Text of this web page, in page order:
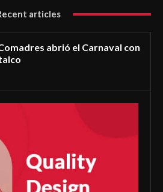
articles
abrió el Carnaval con